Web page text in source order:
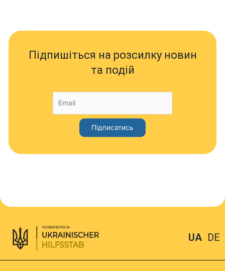
Підпишіться на розсилку новин
та подій
UA DE